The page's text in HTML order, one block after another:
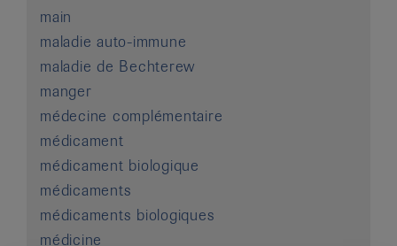
main
maladie auto-immune
maladie de Bechterew
manger
médecine complémentaire
médicament
médicament biologique
médicaments
médicaments biologiques
médicine